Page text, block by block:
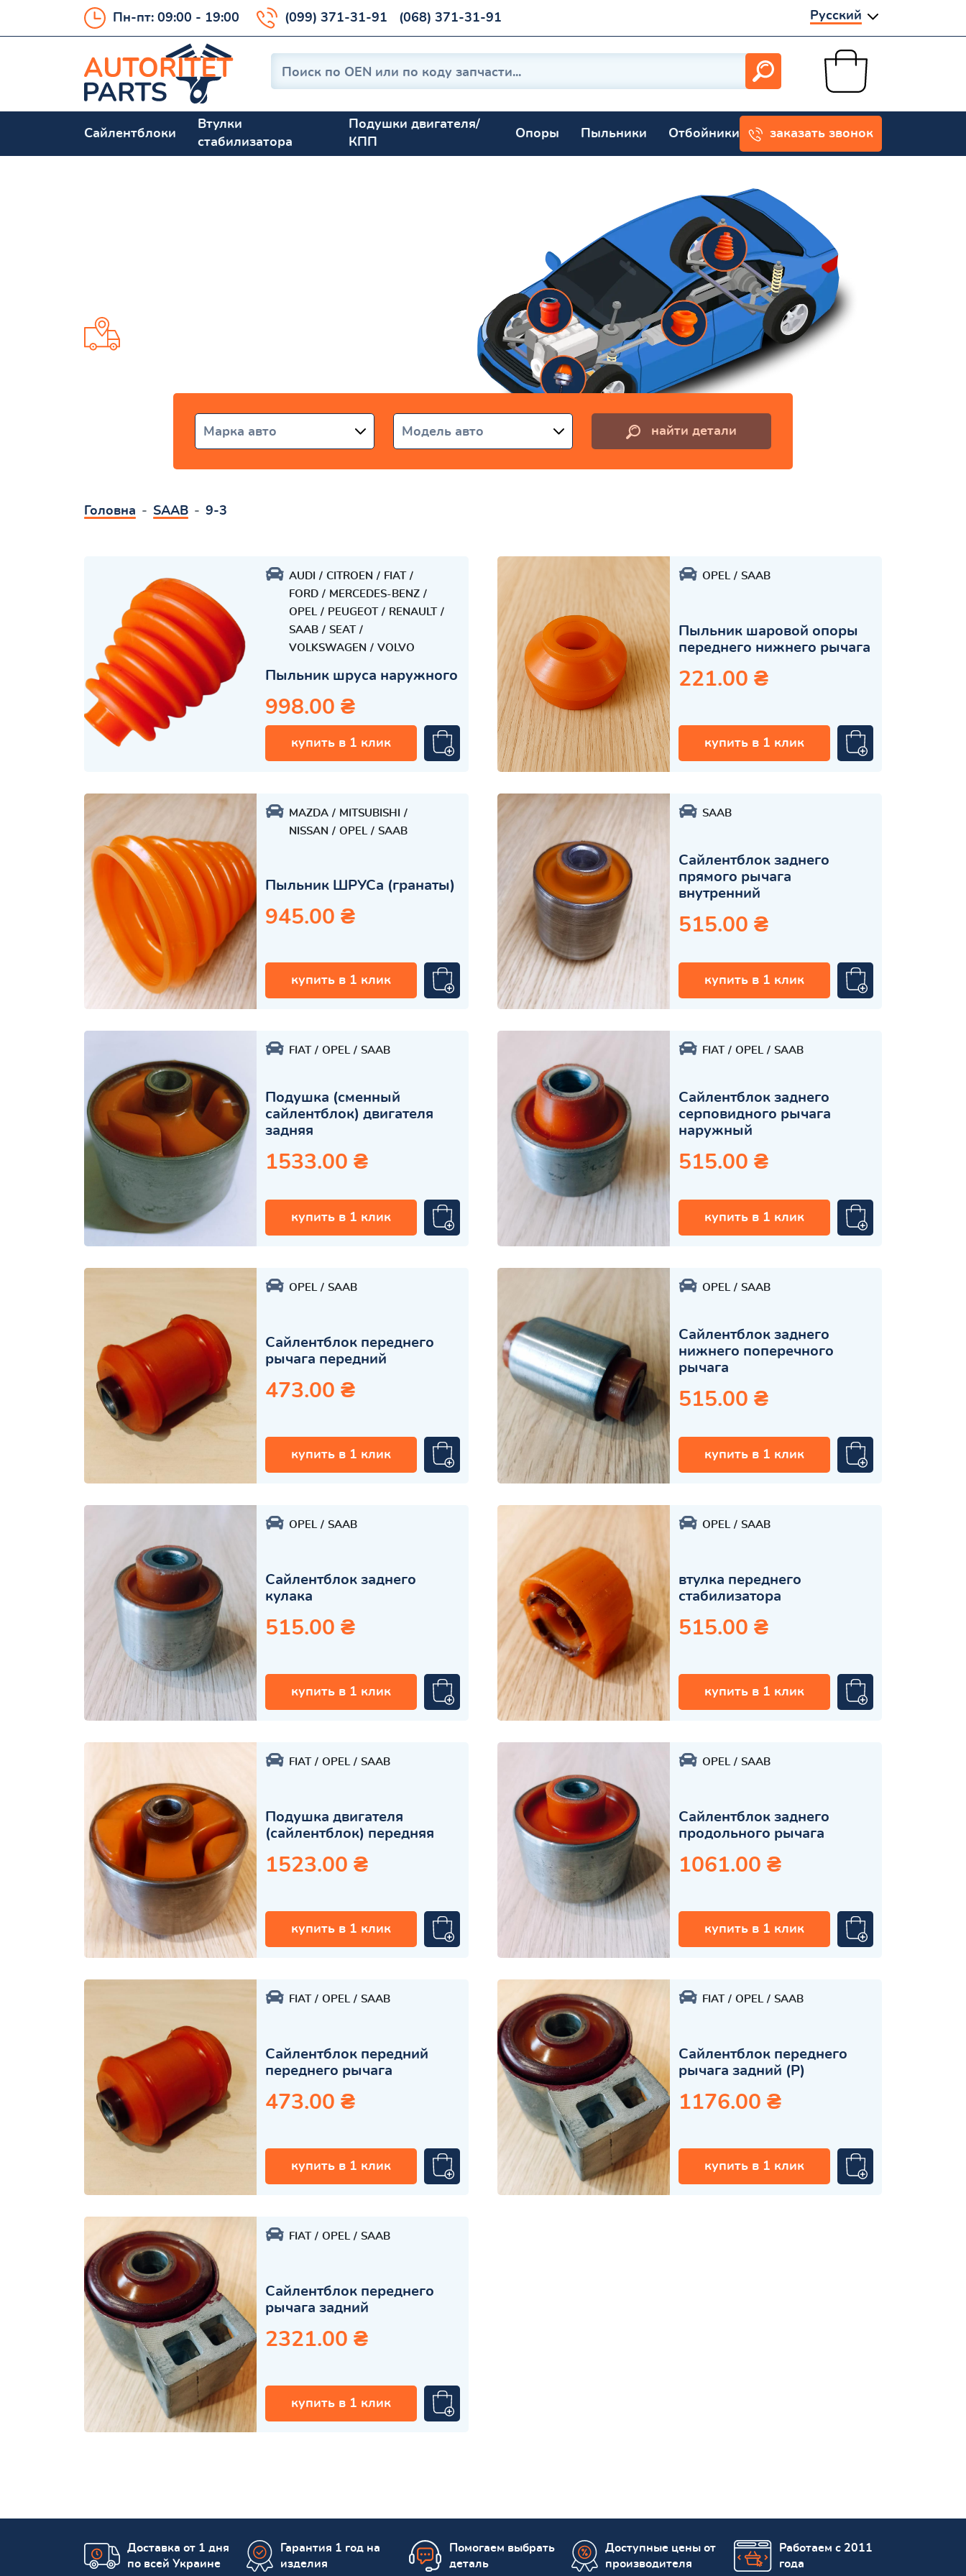
Пн-пт: 09:00 - 19:00 (099) 371-31-91 (068) 371-31-91 Русский
Сайлентблоки
Втулки
стабилизатора
Подушки двигателя/
КПП
Опоры Пыльники Отбойники заказать звонок
Марка авто Модель авто найти детали
Головна SAAB 9-3
AUDI CITROEN
FIAT
FORD
MERCEDES-BENZ
OPEL
PEUGEOT
RENAULT
SAAB
SEAT
VOLKSWAGEN
VOLVO
Пыльник шруса наружного
998.00 ₴
купить в 1 клик
OPEL SAAB
Пыльник шаровой опоры
переднего нижнего рычага
221.00 ₴
купить в 1 клик
MAZDA
MITSUBISHI
NISSAN
OPEL SAAB
Пыльник ШРУСа (гранаты)
945.00 ₴
купить в 1 клик
SAAB
Сайлентблок заднего
прямого рычага
внутренний
515.00 ₴
купить в 1 клик
FIAT OPEL SAAB
Подушка (сменный
сайлентблок) двигателя
задняя
1533.00 ₴
купить в 1 клик
FIAT OPEL SAAB
Сайлентблок заднего
серповидного рычага
наружный
515.00 ₴
купить в 1 клик
OPEL SAAB
Сайлентблок переднего
рычага передний
473.00 ₴
купить в 1 клик
OPEL SAAB
Сайлентблок заднего
нижнего поперечного
рычага
515.00 ₴
купить в 1 клик
OPEL SAAB
Сайлентблок заднего
кулака
515.00 ₴
купить в 1 клик
OPEL SAAB
втулка переднего
стабилизатора
515.00 ₴
купить в 1 клик
FIAT OPEL SAAB
Подушка двигателя
(сайлентблок) передняя
1523.00 ₴
купить в 1 клик
OPEL SAAB
Сайлентблок заднего
продольного рычага
1061.00 ₴
купить в 1 клик
FIAT OPEL SAAB
Сайлентблок передний
переднего рычага
473.00 ₴
купить в 1 клик
FIAT OPEL SAAB
Сайлентблок переднего
рычага задний (Р)
1176.00 ₴
купить в 1 клик
FIAT OPEL SAAB
Сайлентблок переднего
рычага задний
2321.00 ₴
купить в 1 клик
Доставка от 1 дня
по всей Украине
Гарантия 1 год на
изделия
Помогаем выбрать
деталь
Доступные цены от
производителя
Работаем с 2011
года